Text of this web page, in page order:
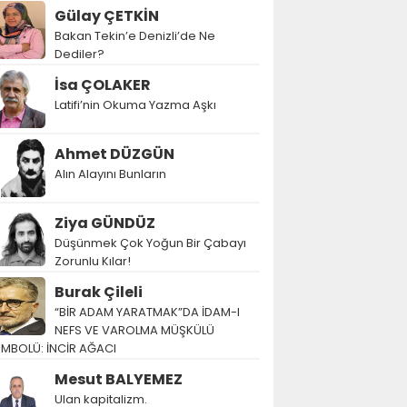
Gülay ÇETKİN
Bakan Tekin’e Denizli’de Ne
Dediler?
İsa ÇOLAKER
Latifi’nin Okuma Yazma Aşkı
Ahmet DÜZGÜN
Alın Alayını Bunların
Ziya GÜNDÜZ
Düşünmek Çok Yoğun Bir Çabayı
Zorunlu Kılar!
Burak Çileli
“BİR ADAM YARATMAK”DA İDAM-I
NEFS VE VAROLMA MÜŞKÜLÜ
İNCİR AĞACI
Mesut BALYEMEZ
Ulan kapitalizm.